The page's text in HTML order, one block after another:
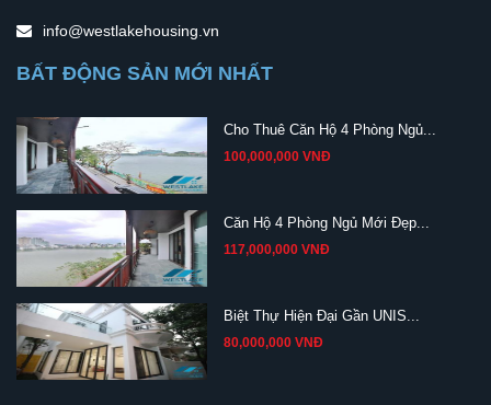
info@westlakehousing.vn
BẤT ĐỘNG SẢN MỚI NHẤT
Cho Thuê Căn Hộ 4 Phòng Ngủ...
100,000,000 VNĐ
Căn Hộ 4 Phòng Ngủ Mới Đẹp...
117,000,000 VNĐ
Biệt Thự Hiện Đại Gần UNIS...
80,000,000 VNĐ